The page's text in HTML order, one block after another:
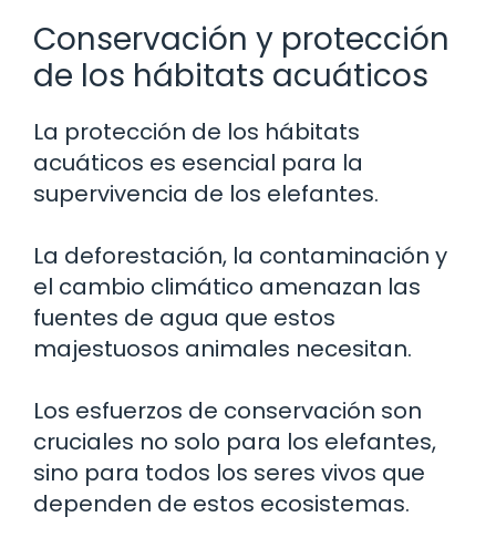
Conservación y protección
de los hábitats acuáticos
La protección de los hábitats
acuáticos es esencial para la
supervivencia de los elefantes.
La deforestación, la contaminación y
el cambio climático amenazan las
fuentes de agua que estos
majestuosos animales necesitan.
Los esfuerzos de conservación son
cruciales no solo para los elefantes,
sino para todos los seres vivos que
dependen de estos ecosistemas.